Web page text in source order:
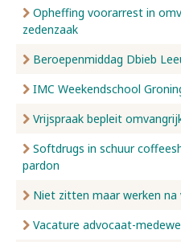
Opheffing voorarrest in
zedenzaak
Beroepenmiddag Dbieb
IMC Weekendschool
Vrijspraak bepleit
Softdrugs in schuur
pardon
Niet zitten maar werken
Vacature advocaat-